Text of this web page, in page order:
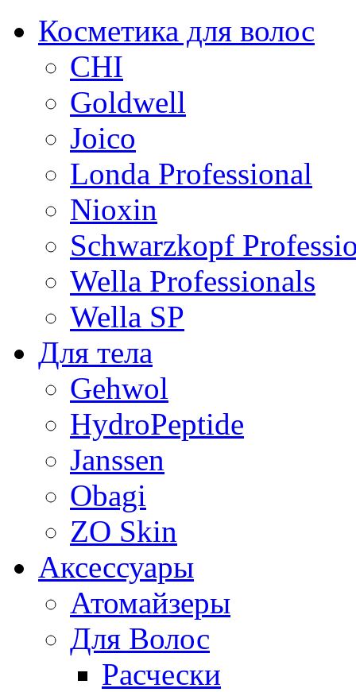
Косметика для волос
CHI
Goldwell
Joico
Londa Professional
Nioxin
Schwarzkopf
Wella Professionals
Wella SP
Для тела
Gehwol
HydroPeptide
Janssen
Obagi
ZO Skin
Aксессуары
Атомайзеры
Для Волос
Расчески